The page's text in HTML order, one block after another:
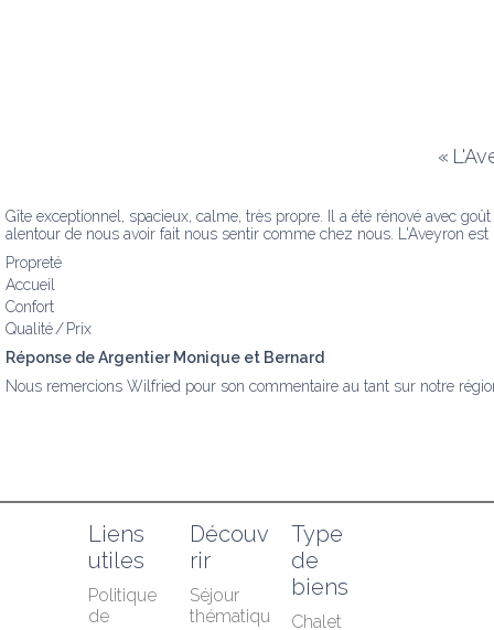
«
Gîte exceptionnel, spacieux, calme, très propre. Il a été rénové avec
alentour de nous avoir fait nous sentir comme chez nous. L'Aveyron
Propreté
Accueil
Confort
Qualité / Prix
Réponse de Argentier Monique et Bernard
Nous remercions Wilfried pour son commentaire au tant sur notre
Liens
utiles
Politique
de
Découv
rir
Séjour
thématiqu
Type
de
biens
Chalet